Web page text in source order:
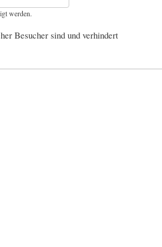
werden.
Besucher sind und verhindert